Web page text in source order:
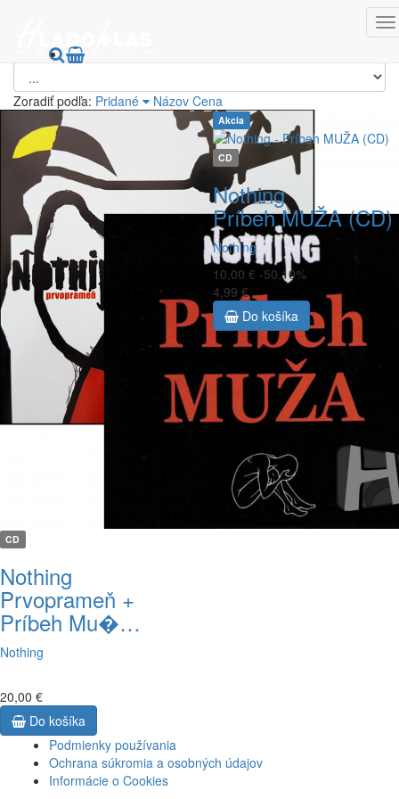
CD iné
Zoradiť podľa: Pridané Názov Cena
CD
Nothing
Prvoprameň +
Príbeh Mu�…
Nothing
20,00 €
Do košíka
Akcia
CD
Nothing
Príbeh MUŽA (CD)
Nothing
10,00 € -50,10%
4,99 €
Do košíka
Podmienky používania
Ochrana súkromia a osobných údajov
Informácie o Cookies